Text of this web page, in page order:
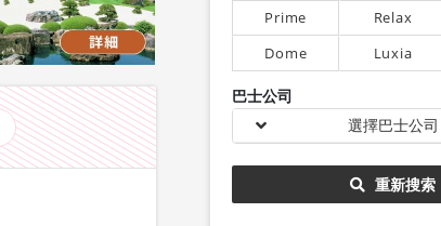
Prime Relax
Dome
Luxia
巴士公司
選擇巴士公司
重新搜索